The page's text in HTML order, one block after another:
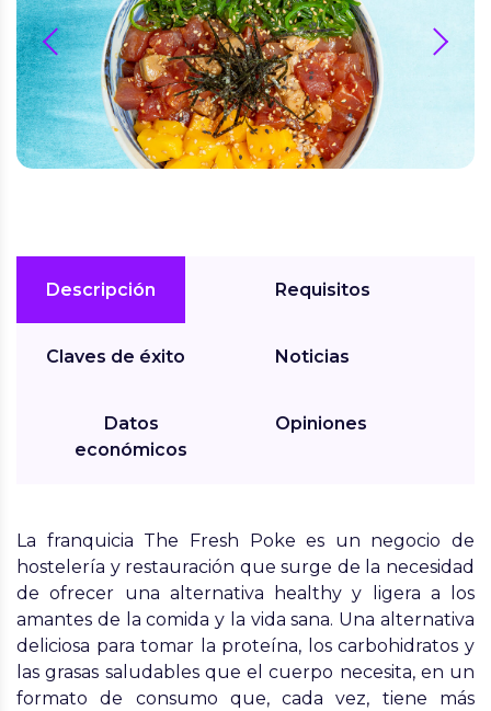
prev next
Descripción
Claves de éxito
Datos
económicos
Requisitos
Noticias
Opiniones
La franquicia The Fresh Poke es un negocio de
hostelería y restauración que surge de la necesidad
de ofrecer una alternativa healthy y ligera a los
amantes de la comida y la vida sana. Una alternativa
deliciosa para tomar la proteína, los carbohidratos y
las grasas saludables que el cuerpo necesita, en un
formato de consumo que, cada vez, tiene más